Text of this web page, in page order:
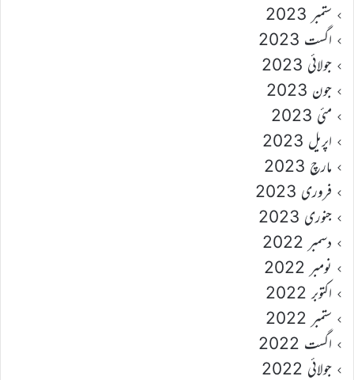
ستمبر 2023
اگست 2023
جولائی 2023
جون 2023
مئی 2023
اپریل 2023
مارچ 2023
فروری 2023
جنوری 2023
دسمبر 2022
نومبر 2022
اکتوبر 2022
ستمبر 2022
اگست 2022
جولائی 2022